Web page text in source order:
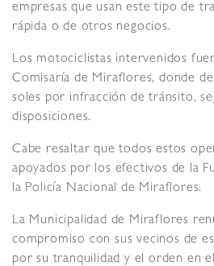
empresas que usan este tipo de
rápida o de otros negocios.
Los motociclistas intervenidos
Comisaría de Miraflores, donde
soles por infracción de tránsito,
disposiciones.
Cabe resaltar que todos estos
apoyados por los efectivos de la
la Policía Nacional de Miraflores.
La Municipalidad de Miraflores
compromiso con sus vecinos de
por su tranquilidad y el orden en